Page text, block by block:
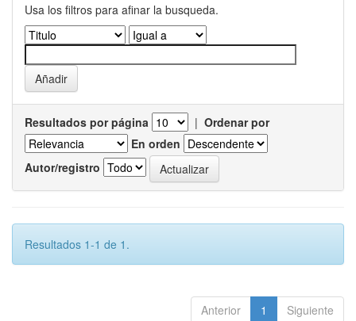
Usa los filtros para afinar la busqueda.
Resultados por página | Ordenar por
En orden
Autor/registro
Resultados 1-1 de 1.
Anterior 1 Siguiente